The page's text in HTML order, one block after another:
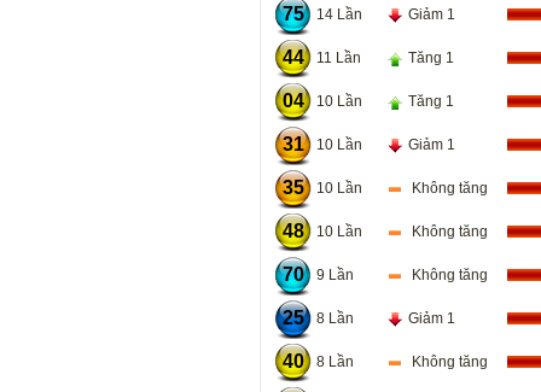
75
14 Lần Giảm 1
44 11 Lần Tăng 1
04 10 Lần Tăng 1
31 10 Lần Giảm 1
35 10 Lần Không tăng
48 10 Lần Không tăng
70 9 Lần Không tăng
25 8 Lần Giảm 1
40 8 Lần Không tăng